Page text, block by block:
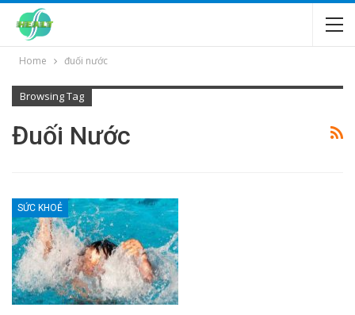
Home đuối nước
Browsing Tag
Đuối Nước
SỨC KHOẺ